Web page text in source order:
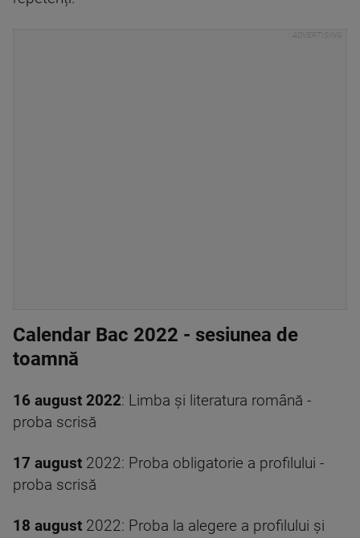
Calendar Bac 2022 - sesiunea de
toamnă
16 august 2022: Limba și literatura română -
proba scrisă
17 august 2022: Proba obligatorie a profilului -
proba scrisă
18 august 2022: Proba la alegere a profilului și